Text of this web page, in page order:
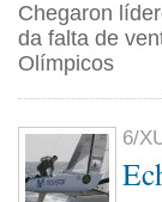
Chegaron
da falta de
Olímpicos
6/